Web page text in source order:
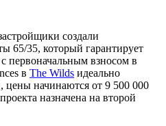
создали
65/35, который гарантирует
первоначальным взносом в
в The Wilds идеально
цены начинаются от 9 500 000
назначена на второй